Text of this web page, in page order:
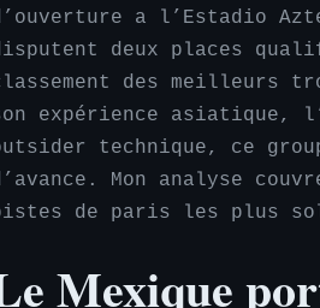
a l’Estadio
deux places
des meilleurs
expérience asiatique,
technique, ce
Mon analyse
de paris les plus
Mexique